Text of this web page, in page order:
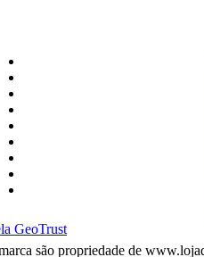
GeoTrust
são propriedade de